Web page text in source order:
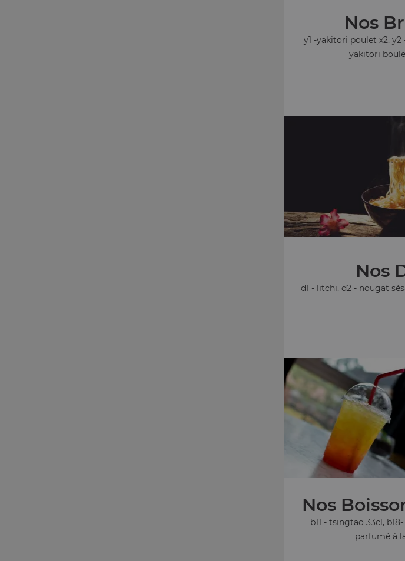
Nos
y1 -yakitori poulet x2,
yakitori
Nos
d1 - litchi, d2 - nougat
Nos
b11 - tsingtao 33cl,
parfumé à